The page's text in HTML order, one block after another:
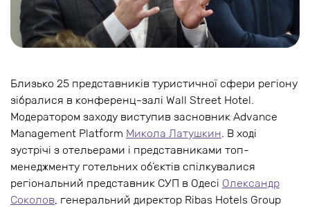
Близько 25 представників туристичної сфери регіону
зібралися в конференц-залі Wall Street Hotel.
Модератором заходу виступив засновник Advance
Management Platform Микола Латушкин. В ході
зустрічі з отельерами і представниками топ-
менеджменту готельних об’єктів спілкувалися
регіональний представник СУП в Одесі Олександр
Соколов, генеральний директор Ribas Hotels Group